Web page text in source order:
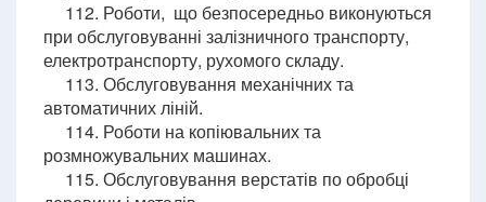
112. Роботи, що безпосередньо виконуються
при обслуговуванні залізничного транспорту,
електротранспорту, рухомого складу.
113. Обслуговування механічних та
автоматичних ліній.
114. Роботи на копіювальних та
розмножувальних машинах.
115. Обслуговування верстатів по обробці